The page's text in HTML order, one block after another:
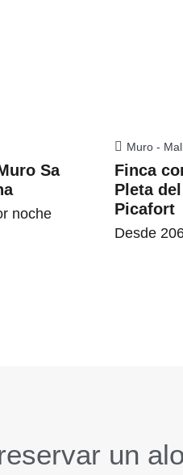
Sa
noche
Muro -
Finca
Pleta
Picafort
Desde
un